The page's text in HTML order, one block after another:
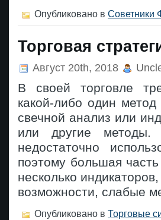
Опубликовано в Советники
Торговая
Август 20th, 2018
В своей торговле
какой-либо один
свечной анализ или
или другие методы.
недостаточно
поэтому большая
несколько
возможности, слабые
Опубликовано в Торговые